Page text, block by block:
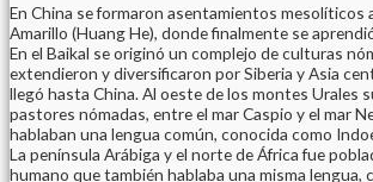
En China se formaron asentamientos mesolíticos
Amarillo (Huang He), donde finalmente se
En el Baikal se originó un complejo de culturas
extendieron y diversificaron por Siberia y Asia
llegó hasta China. Al oeste de los montes Urales
pastores nómadas, entre el mar Caspio y el mar
hablaban una lengua común, conocida como
La península Arábiga y el norte de África fue
humano que también hablaba una misma lengua,